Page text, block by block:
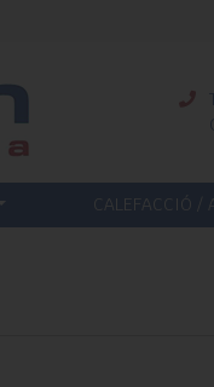
CALEFACCIÓ /